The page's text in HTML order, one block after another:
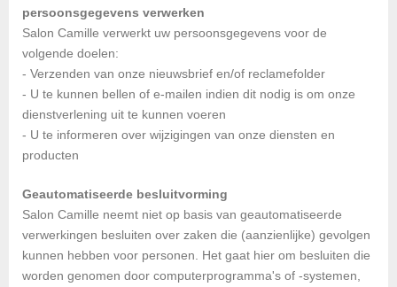
persoonsgegevens verwerken
Salon Camille verwerkt uw persoonsgegevens voor de
volgende doelen:
- Verzenden van onze nieuwsbrief en/of reclamefolder
- U te kunnen bellen of e-mailen indien dit nodig is om onze
dienstverlening uit te kunnen voeren
- U te informeren over wijzigingen van onze diensten en
producten
Geautomatiseerde besluitvorming
Salon Camille neemt niet op basis van geautomatiseerde
verwerkingen besluiten over zaken die (aanzienlijke) gevolgen
kunnen hebben voor personen. Het gaat hier om besluiten die
worden genomen door computerprogramma's of -systemen,